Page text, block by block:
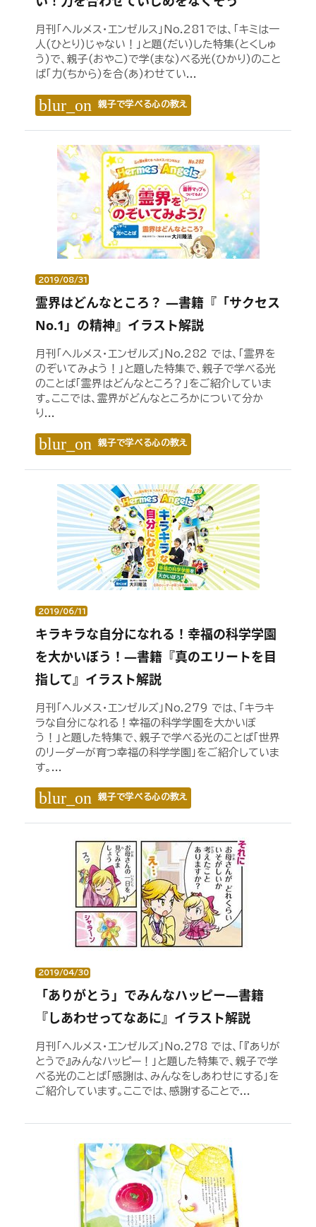
月刊「ヘルメス・エンゼルス」No.281では、「キミは一
人(ひとり)じゃない！」と題(だい)した特集(とくしゅ
う)で、親子(おやこ)で学(まな)べる光(ひかり)のこと
ば「力(ちから)を合(あ)わせてい...
blur_on 親子で学べる心の教え
2019/08/31
霊界はどんなところ？ ―書籍『「サクセス
No.1」の精神』イラスト解説
月刊「ヘルメス・エンゼルズ」No.282 では、「霊界を
のぞいてみよう！」と題した特集で、親子で学べる光
のことば「霊界はどんなところ？」をご紹介していま
す。ここでは、霊界がどんなところかについて分か
り...
blur_on 親子で学べる心の教え
2019/06/11
キラキラな自分になれる！幸福の科学学園
を大かいぼう！―書籍『真のエリートを目
指して』イラスト解説
月刊「ヘルメス・エンゼルズ」No.279 では、「キラキ
ラな自分になれる！幸福の科学学園を大かいぼ
う！」と題した特集で、親子で学べる光のことば「世界
のリーダーが育つ幸福の科学学園」をご紹介していま
す。...
blur_on 親子で学べる心の教え
2019/04/30
「ありがとう」でみんなハッピー―書籍
『しあわせってなあに』イラスト解説
月刊「ヘルメス・エンゼルズ」No.278 では、「『ありが
とうで』みんなハッピー！」と題した特集で、親子で学
べる光のことば「感謝は、みんなをしあわせにする」を
ご紹介しています。ここでは、感謝することで...